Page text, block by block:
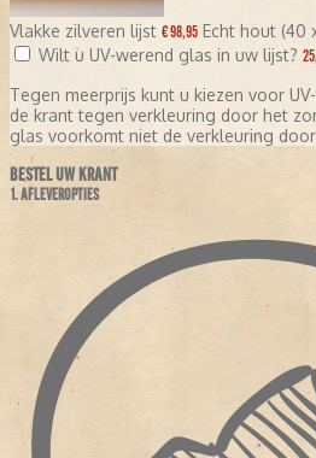
Vlakke zilveren lijst € 98,95 Echt hout (40
Wilt u UV-werend glas in uw lijst?
Tegen meerprijs kunt u kiezen voor
de krant tegen verkleuring door het
glas voorkomt niet de verkleuring
BESTEL UW KRANT
1. AFLEVEROPTIES